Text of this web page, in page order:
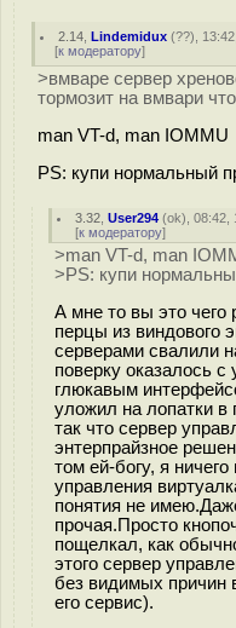
2.14 ,Lindemidux (??),
[к модератору]
>вмваре сервер
тормозит на вмвари
man VT-d, man IOMMU
PS: купи нормальный
3.32 ,User294 (ok), 08:42,
[к модератору]
>man VT-d, man
>PS: купи
А мне то вы это чего
перцы из виндового
серверами свалили
поверку оказалось
глюкавым
уложил на лопатки
так что сервер
энтерпрайзное
том ей-богу, я
управления
понятия не
прочая.Просто
пощелкал, как
этого сервер
без видимых причин
его сервис).